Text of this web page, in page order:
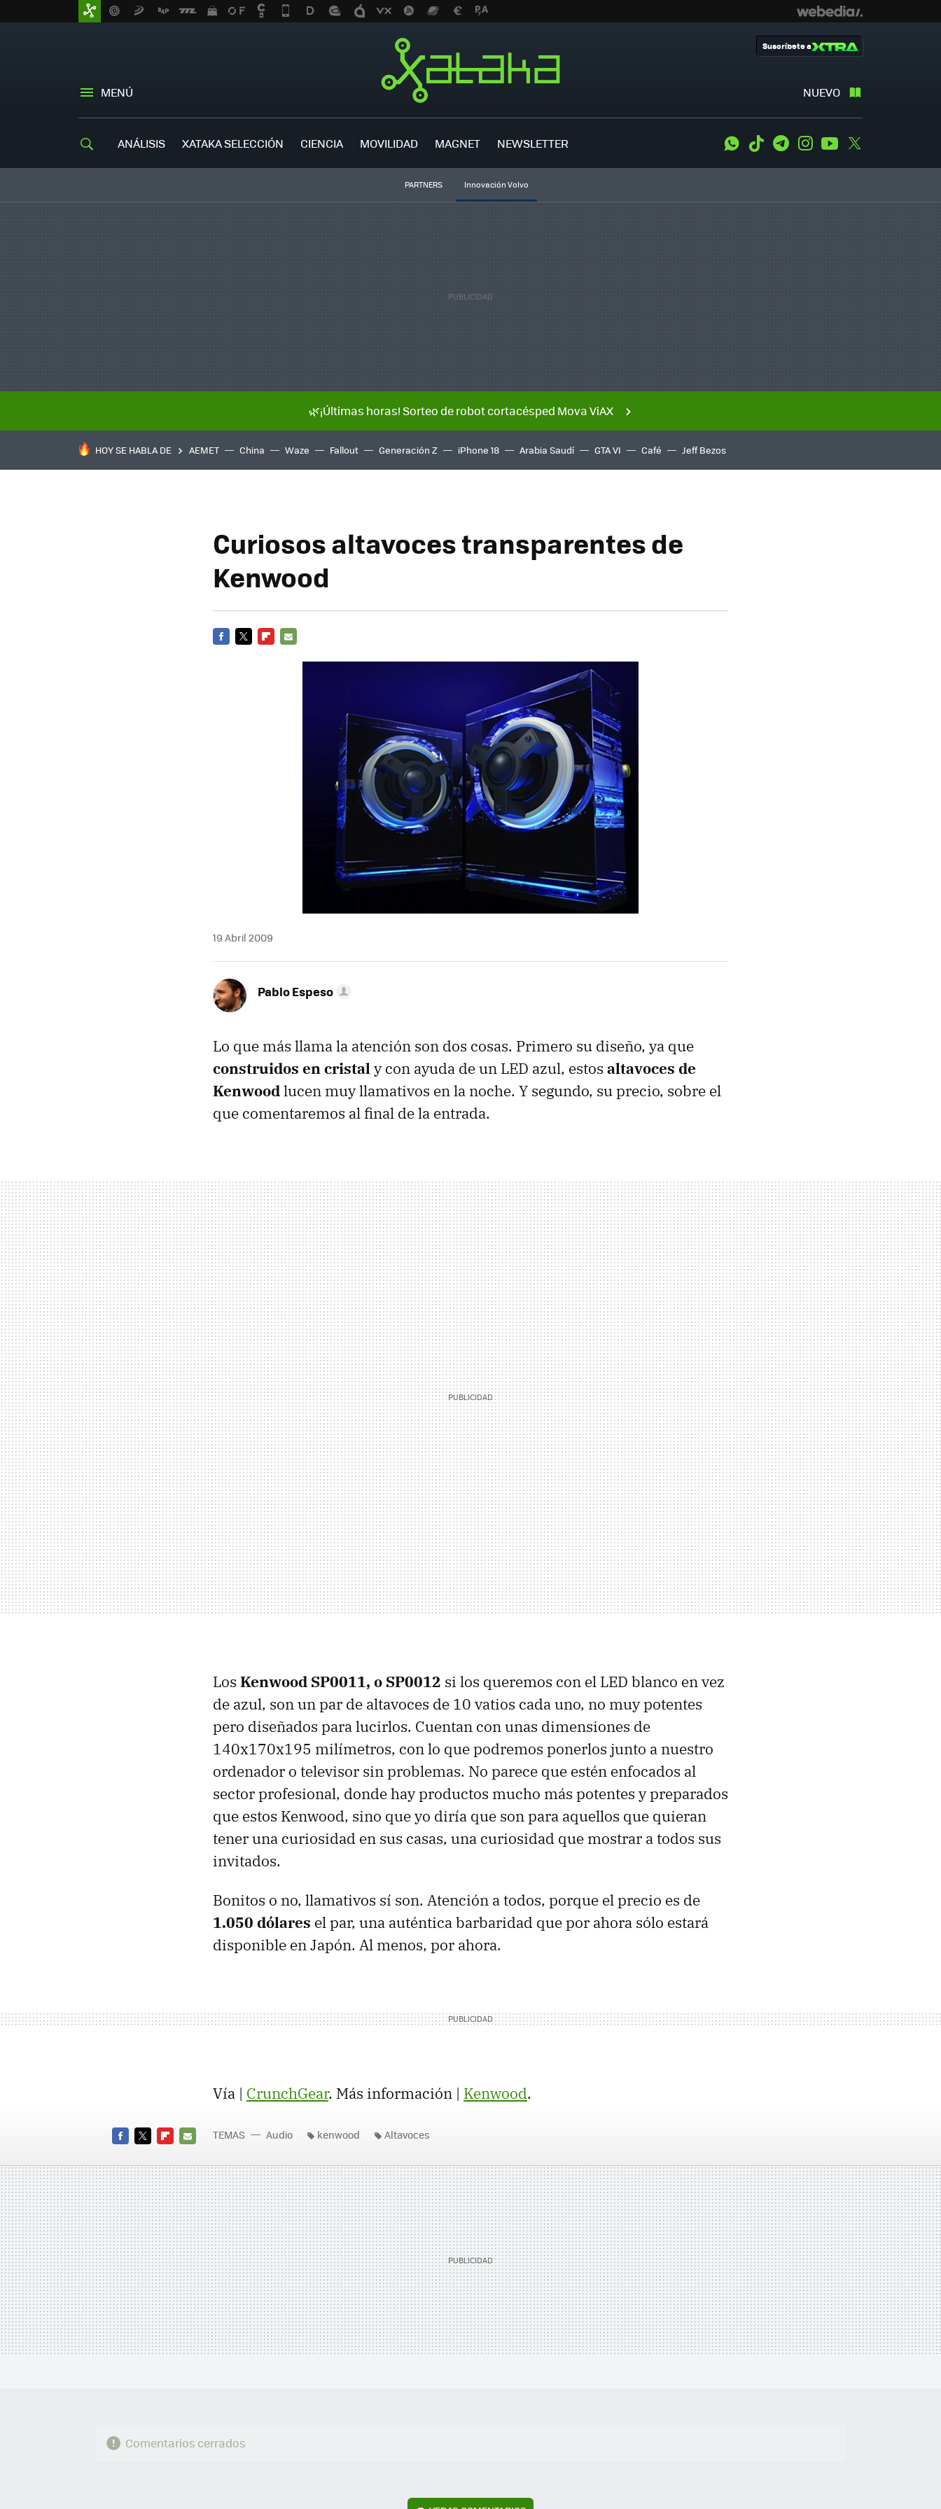
MENÚ NUEVO
Suscríbete a
ANÁLISIS XATAKA SELECCIÓN CIENCIA MOVILIDAD MAGNET NEWSLETTER WhatsApp
Tiktok TelegramInstagramYoutube
PARTNERS Innovación Volvo
🌿¡Últimas horas! Sorteo de robot cortacésped Mova ViAX
HOY SE HABLA DE AEMET China Waze Fallout Generación Z iPhone 18 Arabia Saudí GTA VI Café Jeff Bezos
Curiosos altavoces transparentes de
Kenwood
19 Abril 2009
Pablo Espeso
Lo que más llama la atención son dos cosas. Primero su diseño, ya que
construidos en cristaly con ayuda de un LED azul, estos altavoces de
Kenwoodlucen muy llamativos en la noche. Y segundo, su precio, sobre el
que comentaremos al final de la entrada.
Los Kenwood SP0011, o SP0012 si los queremos con el LED blanco en vez
de azul, son un par de altavoces de 10 vatios cada uno, no muy potentes
pero diseñados para lucirlos. Cuentan con unas dimensiones de
140x170x195 milímetros, con lo que podremos ponerlos junto a nuestro
ordenador o televisor sin problemas. No parece que estén enfocados al
sector profesional, donde hay productos mucho más potentes y preparados
que estos Kenwood, sino que yo diría que son para aquellos que quieran
tener una curiosidad en sus casas, una curiosidad que mostrar a todos sus
invitados.
Bonitos o no, llamativos sí son. Atención a todos, porque el precio es de
1.050 dólares el par, una auténtica barbaridad que por ahora sólo estará
disponible en Japón. Al menos, por ahora.
Vía | CrunchGear. Más información | Kenwood.
MAIL
TEMAS Audio kenwood Altavoces
Comentarios cerrados